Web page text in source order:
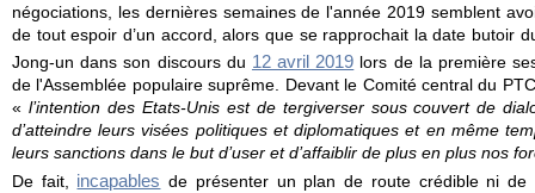
négociations, les dernières semaines de l'année 2019 semblent
de tout espoir d’un accord, alors que se rapprochait la date butoir
Jong-un dans son discours du 12 avril 2019 lors de la première
de l'Assemblée populaire suprême. Devant le Comité central du
« l’intention des Etats-Unis est de tergiverser sous couvert de
d’atteindre leurs visées politiques et diplomatiques et en même
leurs sanctions dans le but d’user et d’affaiblir de plus en plus nos
De fait, incapables de présenter un plan de route crédible ni de